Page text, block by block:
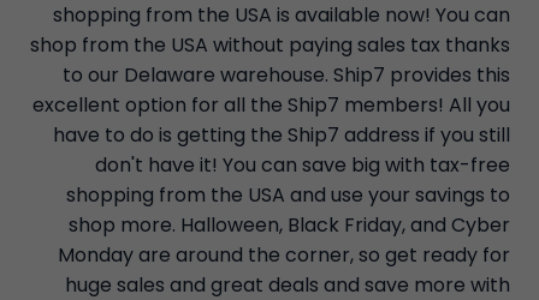
shopping from the USA is available now! You can
shop from the USA without paying sales tax thanks
to our Delaware warehouse. Ship7 provides this
excellent option for all the Ship7 members! All you
have to do is getting the Ship7 address if you still
don't have it! You can save big with tax-free
shopping from the USA and use your savings to
shop more. Halloween, Black Friday, and Cyber
Monday are around the corner, so get ready for
huge sales and great deals and save more with